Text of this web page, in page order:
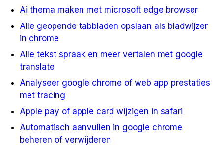
Ai thema maken met microsoft edge browser
Alle geopende tabbladen opslaan als bladwijzer
in chrome
Alle tekst spraak en meer vertalen met google
translate
Analyseer google chrome of web app prestaties
met tracing
Apple pay of apple card wijzigen in safari
Automatisch aanvullen in google chrome
beheren of verwijderen